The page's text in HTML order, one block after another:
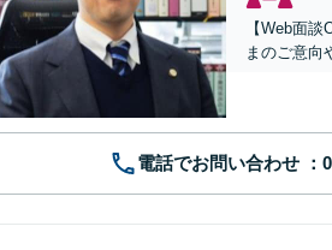
【Web面
まのご意向
電話でお問い合わせ